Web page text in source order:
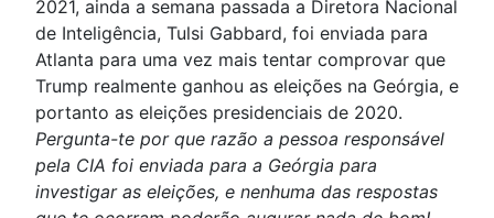
2021, ainda a semana passada a Diretora Nacional
de Inteligência, Tulsi Gabbard, foi enviada para
Atlanta para uma vez mais tentar comprovar que
Trump realmente ganhou as eleições na Geórgia, e
portanto as eleições presidenciais de 2020.
Pergunta-te por que razão a pessoa responsável
pela CIA foi enviada para a Geórgia para
investigar as eleições, e nenhuma das respostas